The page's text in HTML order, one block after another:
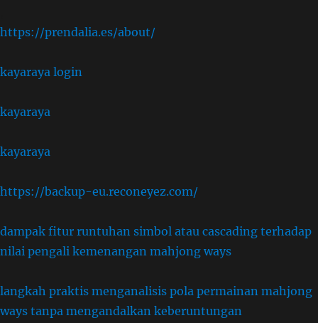
https://prendalia.es/about/
kayaraya login
kayaraya
kayaraya
https://backup-eu.reconeyez.com/
dampak fitur runtuhan simbol atau cascading terhadap
nilai pengali kemenangan mahjong ways
langkah praktis menganalisis pola permainan mahjong
ways tanpa mengandalkan keberuntungan